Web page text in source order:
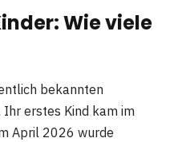
Wie viele
bekannten
Ihr erstes Kind kam im
April 2026 wurde